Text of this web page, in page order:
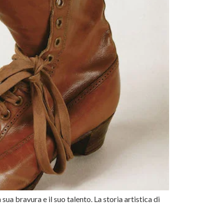
bravura e il suo talento. La storia artistica di